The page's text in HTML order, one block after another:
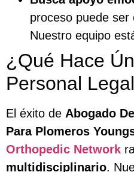
proceso puede ser
Nuestro equipo
¿Qué Hace
Personal
El éxito de Abogado
Para Plomeros
Orthopedic Network
multidisciplinario.